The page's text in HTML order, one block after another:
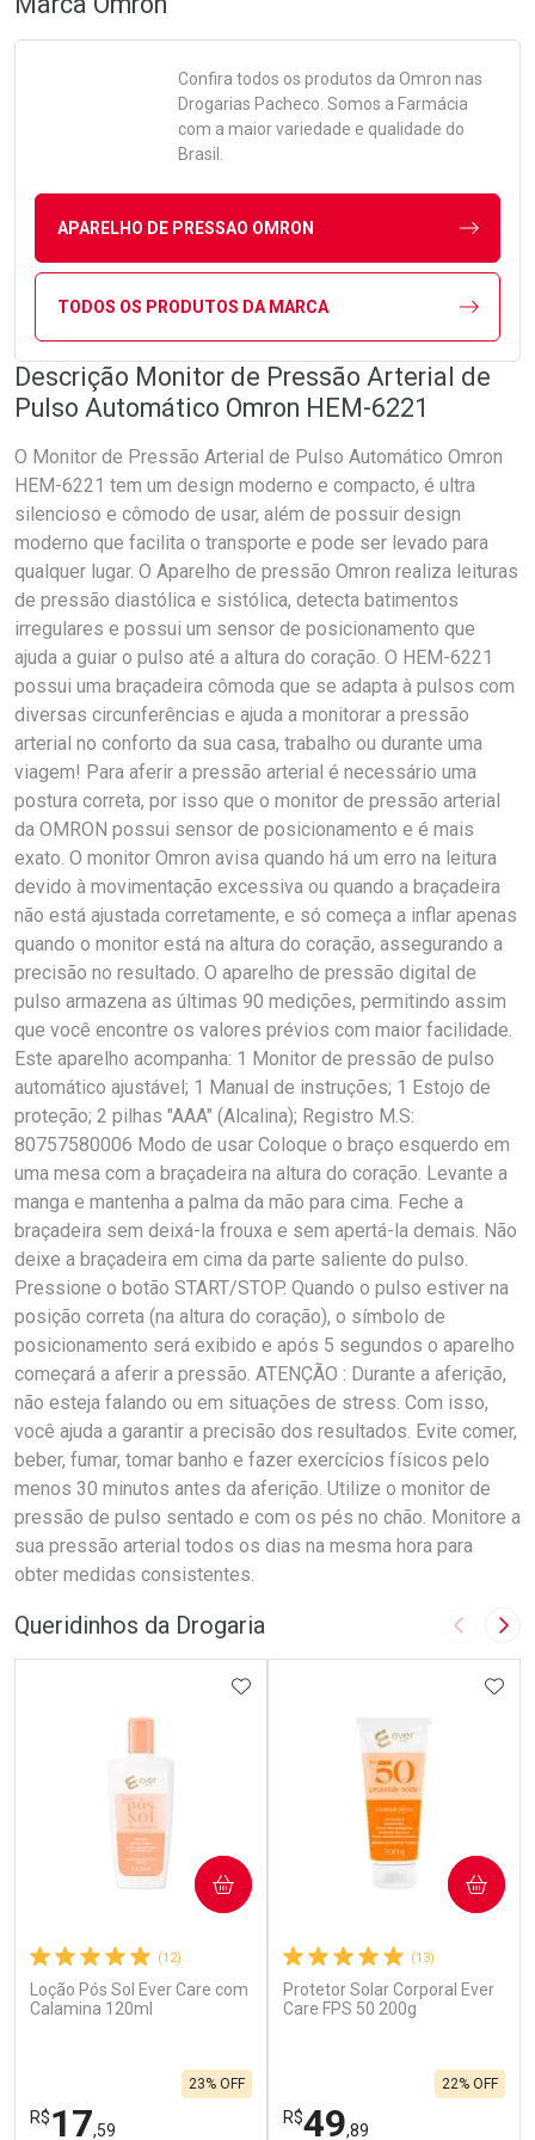
Confira todos os produtos da Omron nas
Drogarias Pacheco. Somos a Farmácia
com a maior variedade e qualidade do
Brasil.
APARELHO DE PRESSAO OMRON
TODOS OS PRODUTOS DA MARCA
Descrição Monitor de Pressão Arterial de
Pulso Automático Omron HEM-6221
O Monitor de Pressão Arterial de Pulso Automático Omron
HEM-6221 tem um design moderno e compacto, é ultra
silencioso e cômodo de usar, além de possuir design
moderno que facilita o transporte e pode ser levado para
qualquer lugar. O Aparelho de pressão Omron realiza leituras
de pressão diastólica e sistólica, detecta batimentos
irregulares e possui um sensor de posicionamento que
ajuda a guiar o pulso até a altura do coração. O HEM-6221
possui uma braçadeira cômoda que se adapta à pulsos com
diversas circunferências e ajuda a monitorar a pressão
arterial no conforto da sua casa, trabalho ou durante uma
viagem! Para aferir a pressão arterial é necessário uma
postura correta, por isso que o monitor de pressão arterial
da OMRON possui sensor de posicionamento e é mais
exato. O monitor Omron avisa quando há um erro na leitura
devido à movimentação excessiva ou quando a braçadeira
não está ajustada corretamente, e só começa a inflar apenas
quando o monitor está na altura do coração, assegurando a
precisão no resultado. O aparelho de pressão digital de
pulso armazena as últimas 90 medições, permitindo assim
que você encontre os valores prévios com maior facilidade.
Este aparelho acompanha: 1 Monitor de pressão de pulso
automático ajustável; 1 Manual de instruções; 1 Estojo de
proteção; 2 pilhas "AAA" (Alcalina); Registro M.S:
80757580006 Modo de usar Coloque o braço esquerdo em
uma mesa com a braçadeira na altura do coração. Levante a
manga e mantenha a palma da mão para cima. Feche a
braçadeira sem deixá-la frouxa e sem apertá-la demais. Não
deixe a braçadeira em cima da parte saliente do pulso.
Pressione o botão START/STOP. Quando o pulso estiver na
posição correta (na altura do coração), o símbolo de
posicionamento será exibido e após 5 segundos o aparelho
começará a aferir a pressão. ATENÇÃO : Durante a aferição,
não esteja falando ou em situações de stress. Com isso,
você ajuda a garantir a precisão dos resultados. Evite comer,
beber, fumar, tomar banho e fazer exercícios físicos pelo
menos 30 minutos antes da aferição. Utilize o monitor de
pressão de pulso sentado e com os pés no chão. Monitore a
sua pressão arterial todos os dias na mesma hora para
obter medidas consistentes.
Queridinhos da Drogaria Imagem
(12)
Loção Pós Sol Ever Care com
Calamina 120ml
R$17,59
23% OFF
ADICIONAR AOS FAVORITOS
COMPRAR
(13)
Protetor Solar Corporal Ever
Care FPS 50 200g
R$49,89
22% OFF
COMPRAR